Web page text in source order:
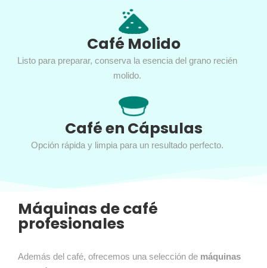
Café Molido
Listo para preparar, conserva la esencia del grano recién
molido.
Café en Cápsulas
Opción rápida y limpia para un resultado perfecto.
Máquinas de café
profesionales
Además del café, ofrecemos una selección de máquinas